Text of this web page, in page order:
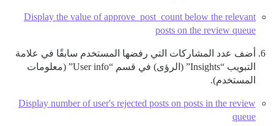
Display the value of approve_post_count below the relevant
posts on the review queue
أضف عدد المشاركات التي رفضها المستخدم سابقًا في علامة
التبويب “Insights” (الرؤى) في قسم “User info” (معلومات
المستخدم).
Display number of user's rejected posts on posts in the review
queue